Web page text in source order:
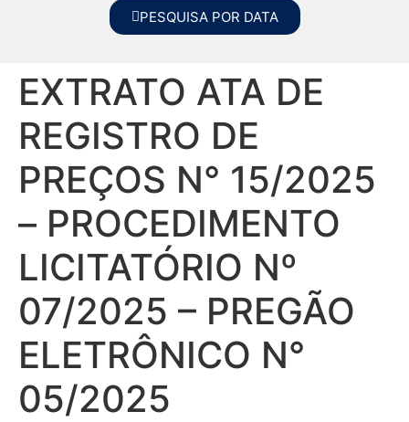
PESQUISA POR DATA
EXTRATO ATA DE
REGISTRO DE
PREÇOS N° 15/2025
– PROCEDIMENTO
LICITATÓRIO Nº
07/2025 – PREGÃO
ELETRÔNICO N°
05/2025